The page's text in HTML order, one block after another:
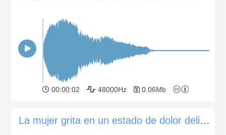
00:00:02 48000Hz 0.06Mb
La mujer grita en un estado de dolor delirio o psicosis